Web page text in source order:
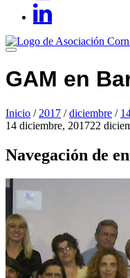
GAM en
Inicio / 2017 / diciembre /
14 diciembre, 201722
Navegación de